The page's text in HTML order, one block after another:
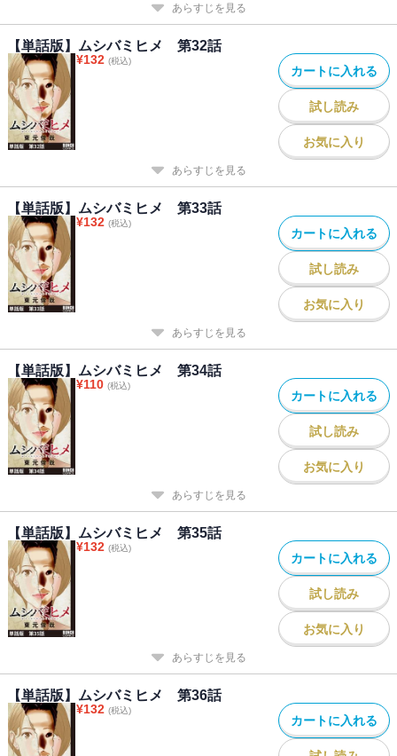
あらすじを見る
【単話版】ムシバミヒメ 第32話
¥132 (税込)
カートに入れる
試し読み
お気に入り
あらすじを見る
【単話版】ムシバミヒメ 第33話
¥132 (税込)
カートに入れる
試し読み
お気に入り
あらすじを見る
【単話版】ムシバミヒメ 第34話
¥110 (税込)
カートに入れる
試し読み
お気に入り
あらすじを見る
【単話版】ムシバミヒメ 第35話
¥132 (税込)
カートに入れる
試し読み
お気に入り
あらすじを見る
【単話版】ムシバミヒメ 第36話
¥132 (税込)
カートに入れる